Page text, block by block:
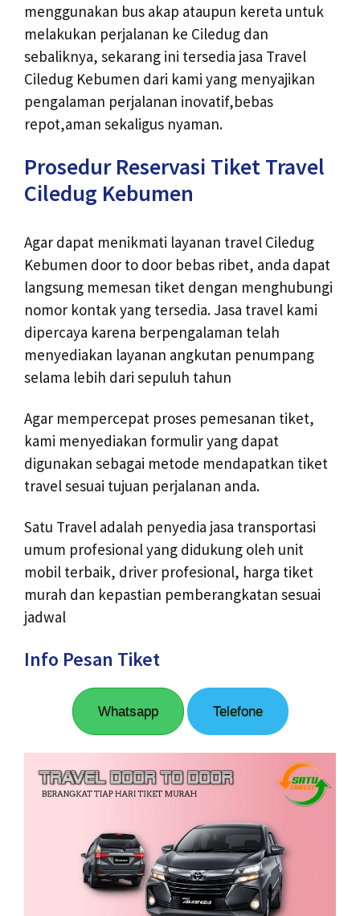
menggunakan bus akap ataupun kereta untuk
melakukan perjalanan ke Ciledug dan
sebaliknya, sekarang ini tersedia jasa Travel
Ciledug Kebumen dari kami yang menyajikan
pengalaman perjalanan inovatif,bebas
repot,aman sekaligus nyaman.
Prosedur Reservasi Tiket Travel
Ciledug Kebumen
Agar dapat menikmati layanan travel Ciledug
Kebumen door to door bebas ribet, anda dapat
langsung memesan tiket dengan menghubungi
nomor kontak yang tersedia. Jasa travel kami
dipercaya karena berpengalaman telah
menyediakan layanan angkutan penumpang
selama lebih dari sepuluh tahun
Agar mempercepat proses pemesanan tiket,
kami menyediakan formulir yang dapat
digunakan sebagai metode mendapatkan tiket
travel sesuai tujuan perjalanan anda.
Satu Travel adalah penyedia jasa transportasi
umum profesional yang didukung oleh unit
mobil terbaik, driver profesional, harga tiket
murah dan kepastian pemberangkatan sesuai
jadwal
Info Pesan Tiket
Whatsapp Telefone